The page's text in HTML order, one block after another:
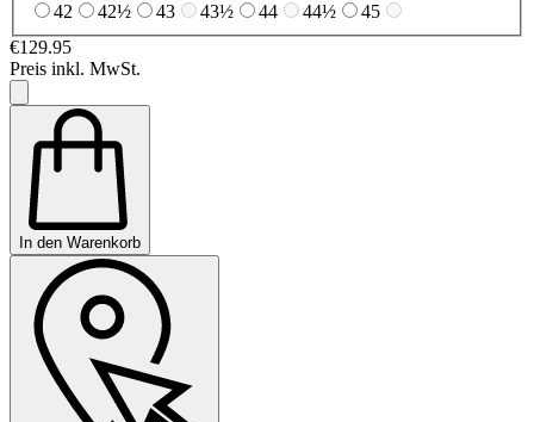
42
42½ 43 43½ 44 44½
45
€129.95
Preis inkl. MwSt.
In den Warenkorb